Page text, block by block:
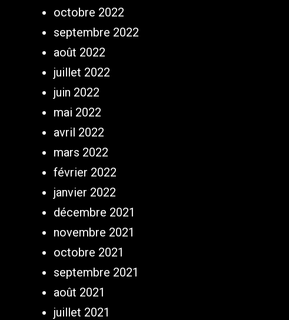
octobre 2022
septembre 2022
août 2022
juillet 2022
juin 2022
mai 2022
avril 2022
mars 2022
février 2022
janvier 2022
décembre 2021
novembre 2021
octobre 2021
septembre 2021
août 2021
juillet 2021